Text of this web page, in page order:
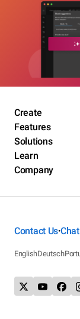
Create
Features
Solutions
Learn
Company
Contact Us•
EnglishDeutsch